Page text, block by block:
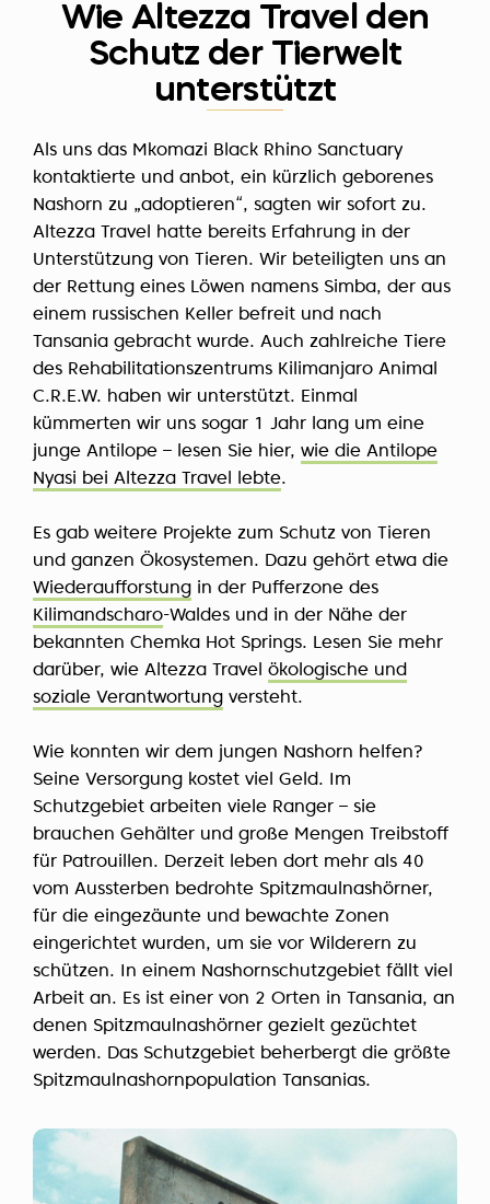
Wie Altezza Travel den
Schutz der Tierwelt
unterstützt
Als uns das Mkomazi Black Rhino Sanctuary
kontaktierte und anbot, ein kürzlich geborenes
Nashorn zu „adoptieren“, sagten wir sofort zu.
Altezza Travel hatte bereits Erfahrung in der
Unterstützung von Tieren. Wir beteiligten uns an
der Rettung eines Löwen namens Simba, der aus
einem russischen Keller befreit und nach
Tansania gebracht wurde. Auch zahlreiche Tiere
des Rehabilitationszentrums Kilimanjaro Animal
C.R.E.W. haben wir unterstützt. Einmal
kümmerten wir uns sogar 1 Jahr lang um eine
junge Antilope – lesen Sie hier, wie die Antilope
Nyasi bei Altezza Travel lebte.
Es gab weitere Projekte zum Schutz von Tieren
und ganzen Ökosystemen. Dazu gehört etwa die
Wiederaufforstung in der Pufferzone des
Kilimandscharo-Waldes und in der Nähe der
bekannten Chemka Hot Springs. Lesen Sie mehr
darüber, wie Altezza Travel ökologische und
soziale Verantwortung versteht.
Wie konnten wir dem jungen Nashorn helfen?
Seine Versorgung kostet viel Geld. Im
Schutzgebiet arbeiten viele Ranger – sie
brauchen Gehälter und große Mengen Treibstoff
für Patrouillen. Derzeit leben dort mehr als 40
vom Aussterben bedrohte Spitzmaulnashörner,
für die eingezäunte und bewachte Zonen
eingerichtet wurden, um sie vor Wilderern zu
schützen. In einem Nashornschutzgebiet fällt viel
Arbeit an. Es ist einer von 2 Orten in Tansania, an
denen Spitzmaulnashörner gezielt gezüchtet
werden. Das Schutzgebiet beherbergt die größte
Spitzmaulnashornpopulation Tansanias.